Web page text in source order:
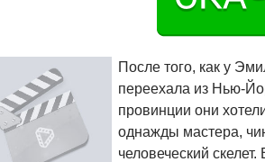
После того, как у
переехала из Нью-
провинции они
однажды мастера,
человеческий